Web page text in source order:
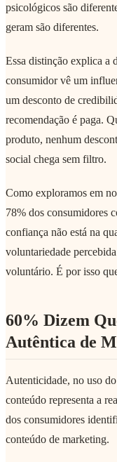
psicológicos são
geram são diferentes.
Essa distinção explica a
consumidor vê um
um desconto de
recomendação é paga.
produto, nenhum
social chega sem filtro.
Como exploramos em
78% dos consumidores
confiança não está na
voluntariedade
voluntário. É por isso
60% Dizem
Autêntica de
Autenticidade, no uso
conteúdo representa a
dos consumidores
conteúdo de marketing.